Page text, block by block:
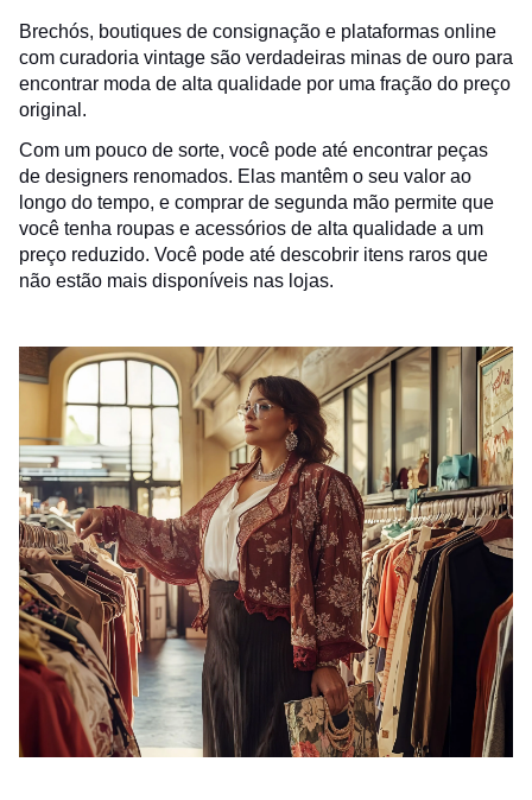
Brechós, boutiques de consignação e plataformas online
com curadoria vintage são verdadeiras minas de ouro para
encontrar moda de alta qualidade por uma fração do preço
original.
Com um pouco de sorte, você pode até encontrar peças
de designers renomados. Elas mantêm o seu valor ao
longo do tempo, e comprar de segunda mão permite que
você tenha roupas e acessórios de alta qualidade a um
preço reduzido. Você pode até descobrir itens raros que
não estão mais disponíveis nas lojas.